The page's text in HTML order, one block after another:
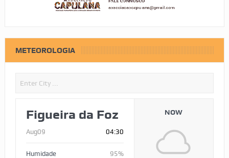
METEOROLOGIA
Figueira da Foz
Aug09 04:30
Humidade
95%
NOW